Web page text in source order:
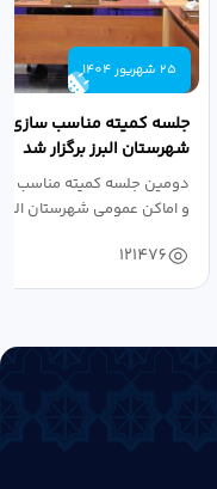
25 شهریور 1404
جلسه کمیته مناسب سازی
شهرستان البرز برگزار شد
دومین جلسه کمیته مناسب
و اماکن عمومی شهرستان
121476